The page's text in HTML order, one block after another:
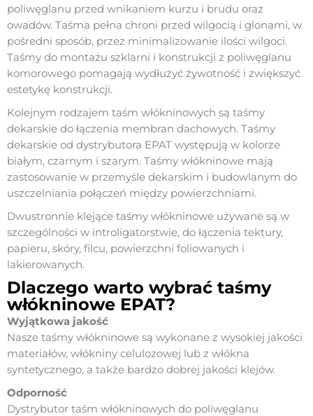
poliwęglanu przed wnikaniem kurzu i brudu oraz
owadów. Taśma pełna chroni przed wilgocią i glonami, w
pośredni sposób, przez minimalizowanie ilości wilgoci.
Taśmy do montażu szklarni i konstrukcji z poliwęglanu
komorowego pomagają wydłużyć żywotność i zwiększyć
estetykę konstrukcji.
Kolejnym rodzajem taśm włókninowych są taśmy
dekarskie do łączenia membran dachowych. Taśmy
dekarskie od dystrybutora EPAT występują w kolorze
białym, czarnym i szarym. Taśmy włókninowe mają
zastosowanie w przemyśle dekarskim i budowlanym do
uszczelniania połączeń między powierzchniami.
Dwustronnie klejące taśmy włókninowe używane są w
szczególności w introligatorstwie, do łączenia tektury,
papieru, skóry, filcu, powierzchni foliowanych i
lakierowanych.
Dlaczego warto wybrać taśmy
włókninowe EPAT?
Wyjątkowa jakość
Nasze taśmy włókninowe są wykonane z wysokiej jakości
materiałów, włókniny celulozowej lub z włókna
syntetycznego, a także bardzo dobrej jakości klejów.
Odporność
Dystrybutor taśm włókninowych do poliwęglanu